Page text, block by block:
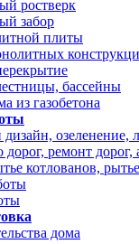
ростверк
забор
плиты
бассейны
из газобетона
озеленение,
дорог, ремонт дорог,
котлованов,
дома